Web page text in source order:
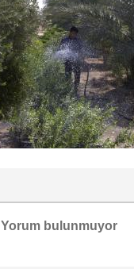
Yorum bulunmuyor